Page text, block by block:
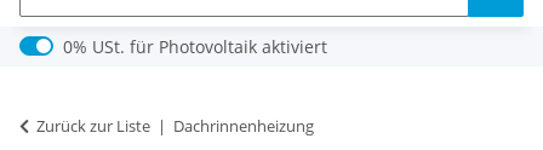
0% USt. für Photovoltaik (§ 12 Abs. 3 UStG)
0% USt. für Photovoltaik aktiviert
Zurück zur Liste Dachrinnenheizung